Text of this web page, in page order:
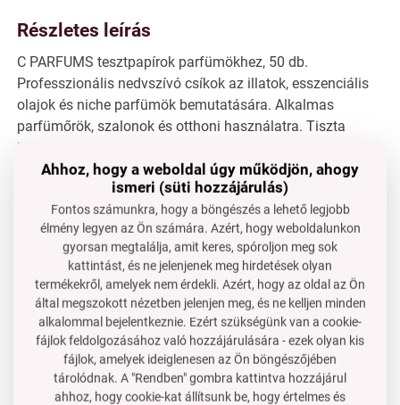
Részletes leírás
C PARFUMS tesztpapírok parfümökhez, 50 db.
Professzionális nedvszívó csíkok az illatok, esszenciális
olajok és niche parfümök bemutatására. Alkalmas
parfümőrök, szalonok és otthoni használatra. Tiszta
illatátvitel torzítás nélkül.
50 tesztelő nedvszívó csík. Használhatja FC parfümök
illatmintáinak bemutatására.
Praktikus csomagolás könyv formájában: 16,5 cm x 3,5
cm x 0,5 cm.
Van kérdése?
Lépjen velünk kapcsolatba
Ahhoz, hogy a weboldal úgy működjön, ahogy
ismeri (süti hozzájárulás)
Fontos számunkra, hogy a böngészés a lehető legjobb
élmény legyen az Ön számára. Azért, hogy weboldalunkon
gyorsan megtalálja, amit keres, spóroljon meg sok
kattintást, és ne jelenjenek meg hirdetések olyan
termékekről, amelyek nem érdekli. Azért, hogy az oldal az Ön
által megszokott nézetben jelenjen meg, és ne kelljen minden
alkalommal bejelentkeznie. Ezért szükségünk van a cookie-
fájlok feldolgozásához való hozzájárulására - ezek olyan kis
fájlok, amelyek ideiglenesen az Ön böngészőjében
tárolódnak. A "Rendben" gombra kattintva hozzájárul
ahhoz, hogy cookie-kat állítsunk be, hogy értelmes és